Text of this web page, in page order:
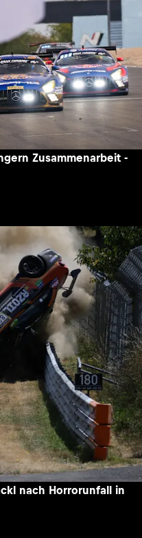
Zusammenarbeit -
nach Horrorunfall in